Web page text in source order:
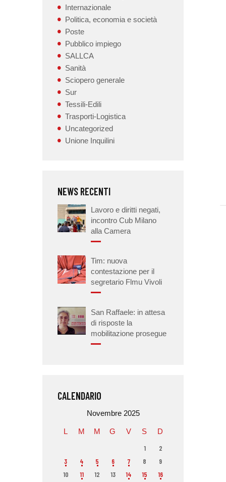
Internazionale
Politica, economia e società
Poste
Pubblico impiego
SALLCA
Sanità
Sciopero generale
Sur
Tessili-Edili
Trasporti-Logistica
Uncategorized
Unione Inquilini
NEWS RECENTI
Lavoro e diritti negati,
incontro Cub Milano
alla Camera
Tim: nuova
contestazione per il
segretario Flmu Vivoli
San Raffaele: in attesa
di risposte la
mobilitazione prosegue
CALENDARIO
Novembre 2025
L M M G V S D
1
2
3
4 5 6 7 8
9
10
11 12 13 14 15
16